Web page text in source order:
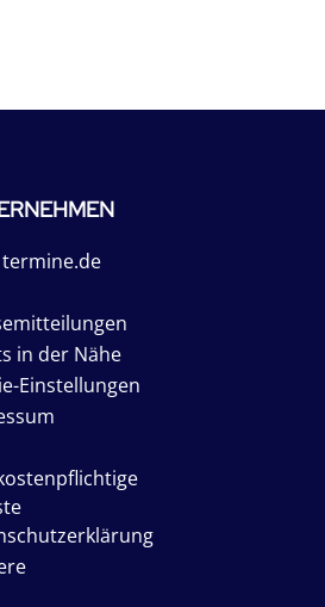
in der Nähe
Einstellungen